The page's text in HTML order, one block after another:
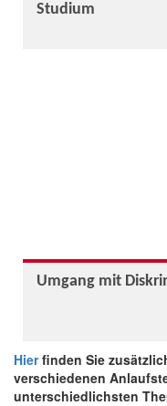
Studium
Umgang mit
Hierfinden Sie
verschiedenen
unterschiedlichsten